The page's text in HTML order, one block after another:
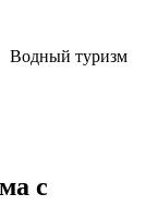
Водный туризм
с